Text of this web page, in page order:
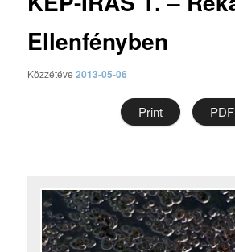
Ellenfényben
Közzétéve2013-05-06
Print PDF